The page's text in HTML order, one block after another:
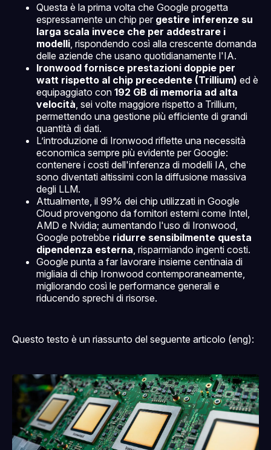
Questa è la prima volta che Google progetta
espressamente un chip per gestire inferenze su
larga scala invece che per addestrare i
modelli , rispondendo così alla crescente domanda
delle aziende che usano quotidianamente l'IA.
Ironwood fornisce prestazioni doppie per
watt rispetto al chip precedente (Trillium) ed è
equipaggiato con 192 GB di memoria ad alta
velocità , sei volte maggiore rispetto a Trillium,
permettendo una gestione più efficiente di grandi
quantità di dati.
L’introduzione di Ironwood riflette una necessità
economica sempre più evidente per Google:
contenere i costi dell'inferenza di modelli IA, che
sono diventati altissimi con la diffusione massiva
degli LLM.
Attualmente, il 99% dei chip utilizzati in Google
Cloud provengono da fornitori esterni come Intel,
AMD e Nvidia; aumentando l'uso di Ironwood,
Google potrebbe ridurre sensibilmente questa
dipendenza esterna , risparmiando ingenti costi.
Google punta a far lavorare insieme centinaia di
migliaia di chip Ironwood contemporaneamente,
migliorando così le performance generali e
riducendo sprechi di risorse.
Questo testo è un riassunto del seguente articolo (eng):